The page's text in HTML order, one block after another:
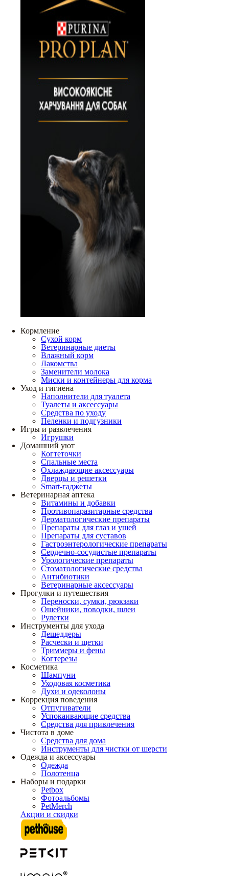
Кормление
Сухой корм
Ветеринарные диеты
Влажный корм
Лакомства
Заменители молока
Миски и контейнеры для корма
Уход и гигиена
Наполнители для туалета
Туалеты и аксессуары
Средства по уходу
Пеленки и подгузники
Игры и развлечения
Игрушки
Домашний уют
Когтеточки
Спальные места
Охлаждающие аксессуары
Дверцы и решетки
Smart-гаджеты
Ветеринарная аптека
Витамины и добавки
Противопаразитарные средства
Дерматологические препараты
Препараты для глаз и ушей
Препараты для суставов
Гастроэнтерологические препараты
Сердечно-сосудистые препараты
Урологические препараты
Стоматологические средства
Антибиотики
Ветеринарные аксессуары
Прогулки и путешествия
Переноски, сумки, рюкзаки
Ошейники, поводки, шлеи
Рулетки
Инструменты для ухода
Дешеддеры
Расчески и щетки
Триммеры и фены
Когтерезы
Косметика
Шампуни
Уходовая косметика
Духи и одеколоны
Коррекция поведения
Отпугиватели
Успокаивающие средства
Средства для привлечения
Чистота в доме
Средства для дома
Инструменты для чистки от шерсти
Одежда и аксессуары
Одежда
Полотенца
Наборы и подарки
Petbox
Фотоальбомы
PetMerch
Акции и скидки